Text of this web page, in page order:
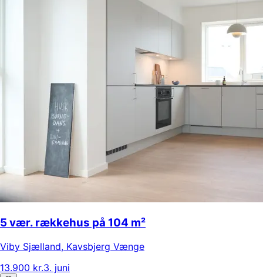
5 vær. rækkehus på 104 m²
Viby Sjælland, Kavsbjerg Vænge
13.900 kr.3. juni